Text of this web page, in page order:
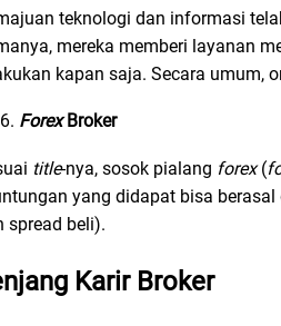
teknologi dan informasi
mereka memberi layanan
kapan saja. Secara umum,
ForexBroker
title-nya, sosok pialang forex(
yang didapat bisa
spread beli).
Karir Broker